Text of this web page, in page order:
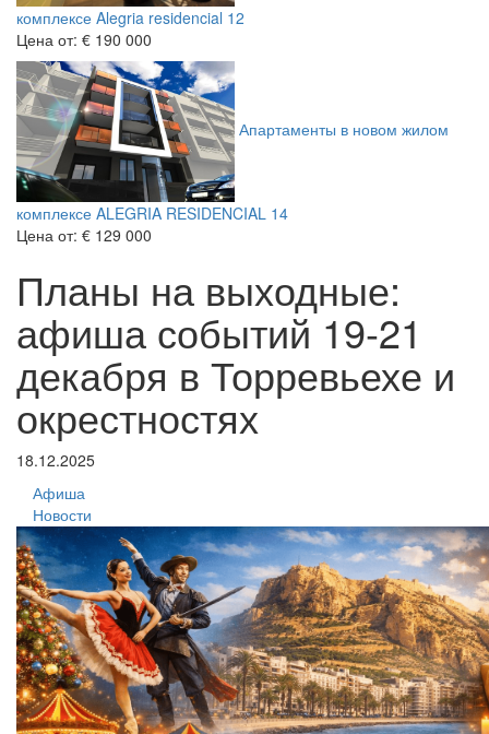
комплексе Alegria residencial 12
Цена от: € 190 000
Апартаменты в новом жилом
комплексе ALEGRIA RESIDENCIAL 14
Цена от: € 129 000
Планы на выходные:
афиша событий 19-21
декабря в Торревьехе и
окрестностях
18.12.2025
Афиша
Новости